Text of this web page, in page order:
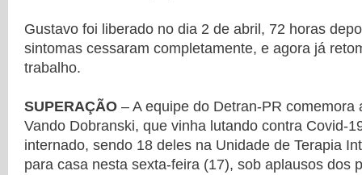
Gustavo foi liberado no dia 2 de abril, 72 horas
sintomas cessaram completamente, e agora já
trabalho.
SUPERAÇÃO – A equipe do Detran-PR comemora
Vando Dobranski, que vinha lutando contra Covid-
internado, sendo 18 deles na Unidade de Terapia
para casa nesta sexta-feira (17), sob aplausos dos